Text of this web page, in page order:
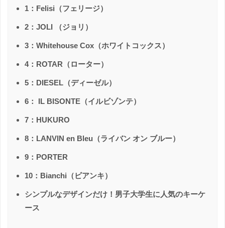
1：Felisi（フェリージ）
2：JOLI （ジョリ）
3：Whitehouse Cox（ホワイトコックス）
4：ROTAR（ローター）
5：DIESEL（ディーゼル）
6： IL BISONTE（イルビゾンテ）
7：HUKURO
8：LANVIN en Bleu（ライバン オン ブルー）
9：PORTER
10：Bianchi（ビアンキ）
シンプルなデザインだけ！男子大学生に人気のキーケ
ース